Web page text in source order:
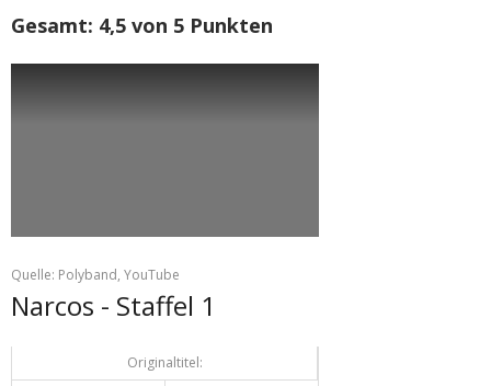
Gesamt: 4,5 von 5 Punkten
Quelle: Polyband, YouTube
Narcos - Staffel 1
Originaltitel: